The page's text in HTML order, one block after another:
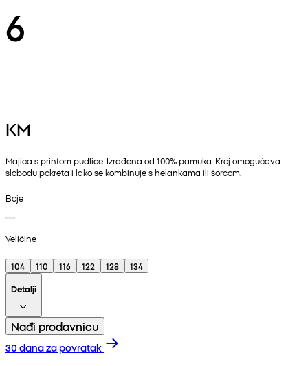
6
KM
Majica s printom pudlice. Izrađena od 100% pamuka. Kroj omogućava
slobodu pokreta i lako se kombinuje s helankama ili šorcom.
Boje
Veličine
104 110 116 122 128
134
Detalji
Nađi prodavnicu
30 dana za povratak